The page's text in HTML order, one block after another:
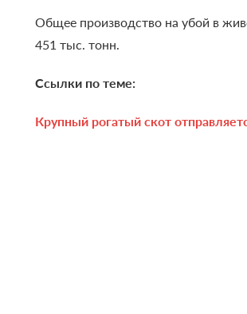
Общее производство на убой в
451 тыс. тонн.
Ссылки по теме:
Крупный рогатый скот